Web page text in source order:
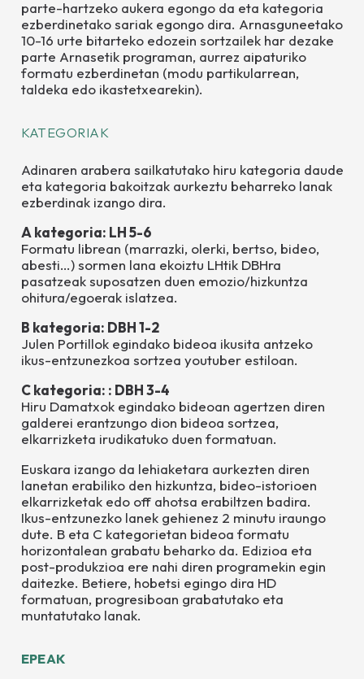
parte-hartzeko aukera egongo da eta kategoria
ezberdinetako sariak egongo dira. Arnasguneetako
10-16 urte bitarteko edozein sortzailek har dezake
parte Arnasetik programan, aurrez aipaturiko
formatu ezberdinetan (modu partikularrean,
taldeka edo ikastetxearekin).
KATEGORIAK
Adinaren arabera sailkatutako hiru kategoria daude
eta kategoria bakoitzak aurkeztu beharreko lanak
ezberdinak izango dira.
A kategoria: LH 5-6
Formatu librean (marrazki, olerki, bertso, bideo,
abesti…) sormen lana ekoiztu LHtik DBHra
pasatzeak suposatzen duen emozio/hizkuntza
ohitura/egoerak islatzea.
B kategoria: DBH 1-2
Julen Portillok egindako bideoa ikusita antzeko
ikus-entzunezkoa sortzea youtuber estiloan.
C kategoria: : DBH 3-4
Hiru Damatxok egindako bideoan agertzen diren
galderei erantzungo dion bideoa sortzea,
elkarrizketa irudikatuko duen formatuan.
Euskara izango da lehiaketara aurkezten diren
lanetan erabiliko den hizkuntza, bideo-istorioen
elkarrizketak edo off ahotsa erabiltzen badira.
Ikus-entzunezko lanek gehienez 2 minutu iraungo
dute. B eta C kategorietan bideoa formatu
horizontalean grabatu beharko da. Edizioa eta
post-produkzioa ere nahi diren programekin egin
daitezke. Betiere, hobetsi egingo dira HD
formatuan, progresiboan grabatutako eta
muntatutako lanak.
EPEAK